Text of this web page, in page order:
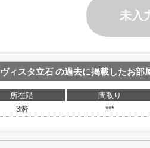
未入
ィスタ立石の過去に掲載したお部
所在階 間取り
3階
***